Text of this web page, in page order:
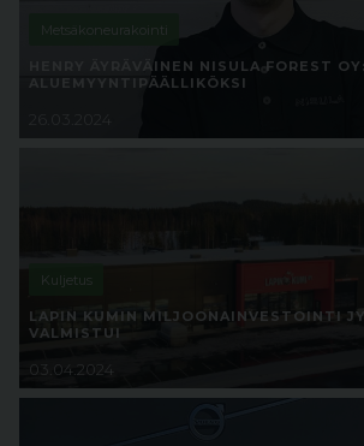
Metsäkoneurakointi
HENRY ÄYRÄVÄINEN NISULA FOREST
ALUEMYYNTIPÄÄLLIKÖKSI
26.03.2024
Kuljetus
LAPIN KUMIN MILJOONAINVESTOINTI
VALMISTUI
03.04.2024